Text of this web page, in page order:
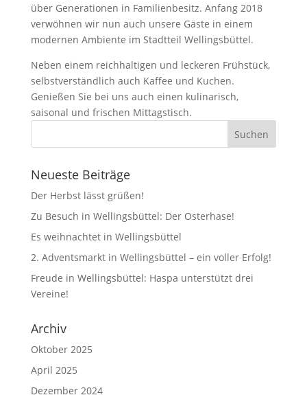
über Generationen in Familienbesitz. Anfang 2018
verwöhnen wir nun auch unsere Gäste in einem
modernen Ambiente im Stadtteil Wellingsbüttel.
Neben einem reichhaltigen und leckeren Frühstück,
selbstverständlich auch Kaffee und Kuchen.
Genießen Sie bei uns auch einen kulinarisch,
saisonal und frischen Mittagstisch.
Neueste Beiträge
Der Herbst lässt grüßen!
Zu Besuch in Wellingsbüttel: Der Osterhase!
Es weihnachtet in Wellingsbüttel
2. Adventsmarkt in Wellingsbüttel – ein voller Erfolg!
Freude in Wellingsbüttel: Haspa unterstützt drei
Vereine!
Archiv
Oktober 2025
April 2025
Dezember 2024